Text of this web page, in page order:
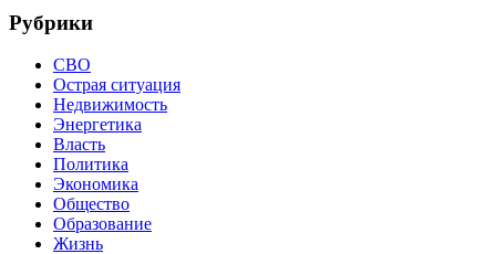
Рубрики
СВО
Острая ситуация
Недвижимость
Энергетика
Власть
Политика
Экономика
Общество
Образование
Жизнь